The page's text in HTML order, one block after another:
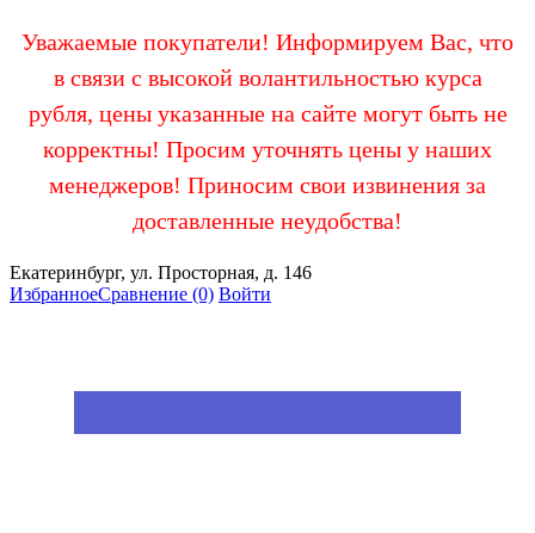
Уважаемые покупатели! Информируем Вас, что
в связи с высокой волантильностью курса
рубля, цены указанные на сайте могут быть не
корректны! Просим уточнять цены у наших
менеджеров! Приносим свои извинения за
доставленные неудобства!
Екатеринбург, ул. Просторная, д. 146
ИзбранноеСравнение (0) Войти